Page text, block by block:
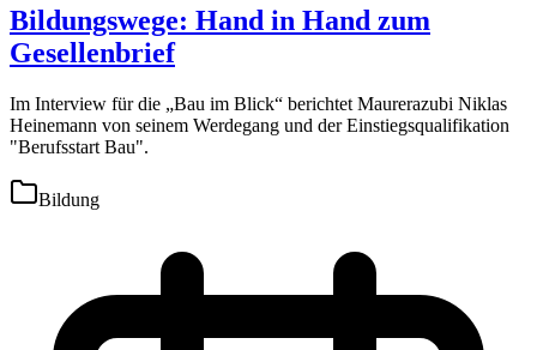
Bildungswege: Hand in Hand zum
Gesellenbrief
Im Interview für die „Bau im Blick“ berichtet Maurerazubi Niklas
Heinemann von seinem Werdegang und der Einstiegsqualifikation
"Berufsstart Bau".
Bildung